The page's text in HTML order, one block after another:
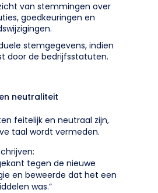
van stemmingen over
goedkeuringen en
stemgegevens, indien
door de bedrijfsstatuten.
neutraliteit
feitelijk en neutraal zijn,
taal wordt vermeden.
tegen de nieuwe
en beweerde dat het een
was.”